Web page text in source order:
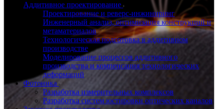
Аддитивное проектирование
Проектирование и реверс-инжиниринг
Инженерный анализ, оптимизация конструкций и
метаматериалов
Технологическая подготовка в аддитивном
производстве
Моделирование процессов аддитивного
производства и компенсация технологических
деформаций
Фотоника
Разработка измерительных комплексов
Разработка систем юстировки оптических каналов